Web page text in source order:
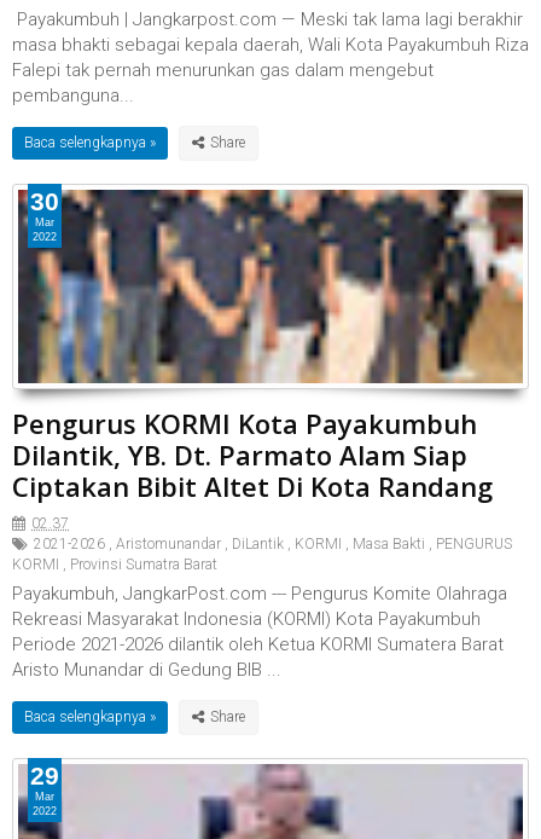
Payakumbuh | Jangkarpost.com — Meski tak lama lagi berakhir
masa bhakti sebagai kepala daerah, Wali Kota Payakumbuh Riza
Falepi tak pernah menurunkan gas dalam mengebut
pembanguna...
Baca selengkapnya »
Pengurus KORMI Kota Payakumbuh
Dilantik, YB. Dt. Parmato Alam Siap
Ciptakan Bibit Altet Di Kota Randang
02.37
2021-2026 , Aristomunandar , DiLantik , KORMI , Masa Bakti , PENGURUS
KORMI , Provinsi Sumatra Barat
Payakumbuh, JangkarPost.com --- Pengurus Komite Olahraga
Rekreasi Masyarakat Indonesia (KORMI) Kota Payakumbuh
Periode 2021-2026 dilantik oleh Ketua KORMI Sumatera Barat
Aristo Munandar di Gedung BIB ...
Baca selengkapnya »
30
Mar
2022
29
Mar
2022